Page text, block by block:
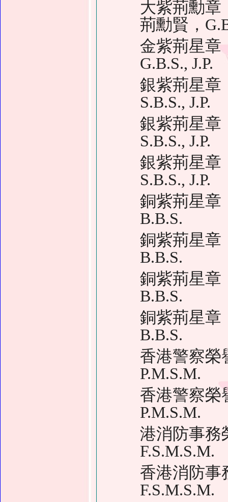
大紫荊勳章
荊勳賢，
金紫荊星章
G.B.S., J.P.
銀紫荊星章
S.B.S., J.P.
銀紫荊星章
S.B.S., J.P.
銀紫荊星章
S.B.S., J.P.
銅紫荊星章
B.B.S.
銅紫荊星章
B.B.S.
銅紫荊星章
B.B.S.
銅紫荊星章
B.B.S.
香港警察榮
P.M.S.M.
香港警察榮
P.M.S.M.
港消防事
F.S.M.S.M.
香港消防
F.S.M.S.M.